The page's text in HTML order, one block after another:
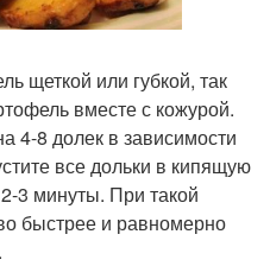
щеткой или губкой, так
вместе с кожурой.
4-8 долек в зависимости
все дольки в кипящую
3 минуты. При такой
быстрее и равномерно